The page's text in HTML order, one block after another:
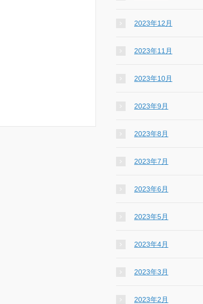
2023年12月
2023年11月
2023年10月
2023年9月
2023年8月
2023年7月
2023年6月
2023年5月
2023年4月
2023年3月
2023年2月